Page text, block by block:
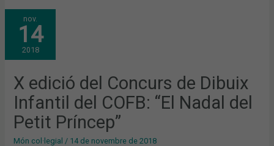
nov.
14
2018
X edició del Concurs de Dibuix
Infantil del COFB: “El Nadal del
Petit Príncep”
Món col·legial / 14 de novembre de 2018
X
EDICIÓ
DEL
CONCURS
DE
DIBUIX
INFANTIL
COFB:
“EL
NADAL
DEL
PETIT
PRÍNCEP”